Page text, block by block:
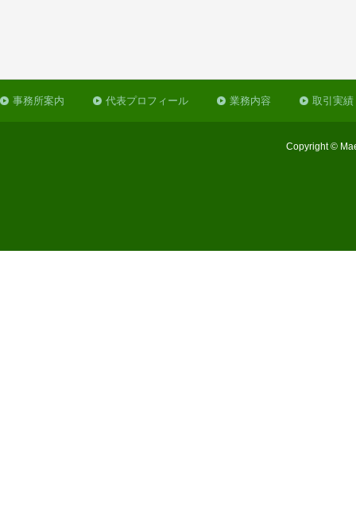
事務所案内 代表プロフィール 業務内容 取引実績
Copyright ©